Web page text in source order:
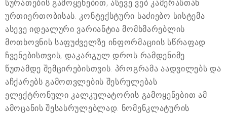
სურათების გამოყენებით, ასევე ვებ კამერასთან
ურთიერთობისას. კონტექსტური საძიებო სისტემა
ასევე იდეალური ვარიანტია მომხმარებლის
მოთხოვნის საფუძველზე ინფორმაციის სწრაფად
ჩვენებისთვის, დაკარგულ დროს რამდენიმე
წუთამდე შემცირებისთვის. პროგრამა აადვილებს და
აჩქარებს გამოთვლების შესრულებას
ელექტრონული კალკულატორის გამოყენებით ამ
ამოცანის შესასრულებლად. ნომენკლატურის